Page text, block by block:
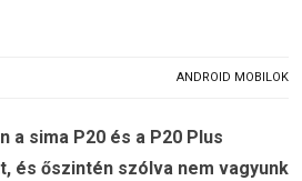
ANDROID MOBILOK
a sima P20 és a P20 Plus
és őszintén szólva nem vagyunk